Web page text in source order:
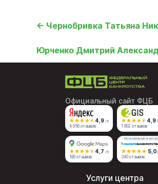
← Чернобривка Татьяна
Юрченко Дмитрий
Официальный сайт ФЦБ
4,9 /5
4 956 отзывов
4,9
1 902 отзывов
4,7 /5
180 отзывов
Независимый
5,0
340 отзывов
Услуги центра